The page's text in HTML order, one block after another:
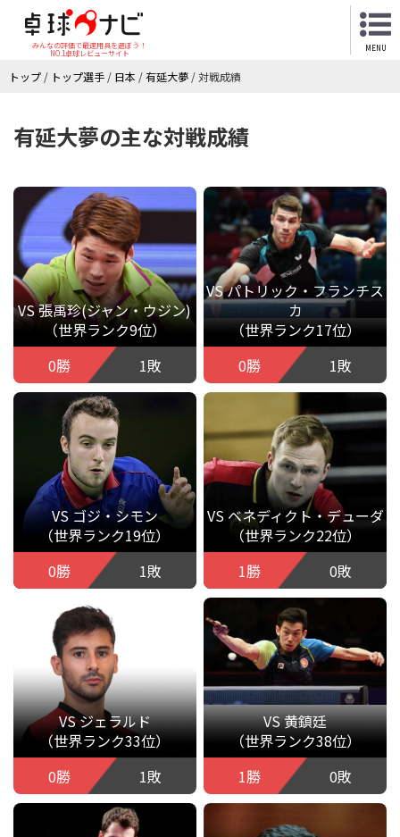
みんなの評価で最適用具を選ぼう！
NO.1卓球レビューサイト
MENU
トップ / トップ選手 / 日本 /有延大夢 /対戦成績
有延大夢の主な対戦成績
VS 張禹珍(ジャン・ウジン)
（世界ランク9位）
0勝
1敗
VS パトリック・フランチス
カ
（世界ランク17位）
0勝
1敗
VS ゴジ・シモン
（世界ランク19位）
0勝
1敗
VS ベネディクト・デューダ
（世界ランク22位）
1勝
0敗
VS ジェラルド
（世界ランク33位）
0勝
1敗
VS 黄鎮廷
（世界ランク38位）
1勝
0敗